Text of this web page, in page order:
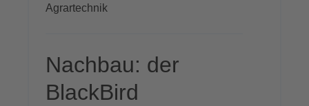
Agrartechnik
Nachbau: der
BlackBird